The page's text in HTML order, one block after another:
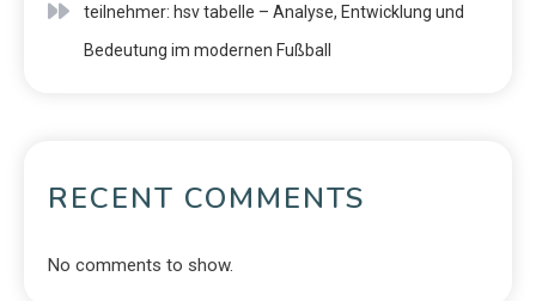
teilnehmer: hsv tabelle – Analyse, Entwicklung und
Bedeutung im modernen Fußball
RECENT COMMENTS
No comments to show.